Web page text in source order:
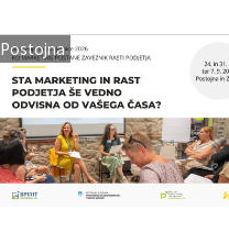
Postojna